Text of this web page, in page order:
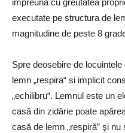
impreuna cu greutatea
executate pe structura de
magnitudine de peste 8
Spre deosebire de
lemn „respira“ si implicit
„echilibru“. Lemnul este un
casă din zidărie poate
casă de lemn „respiră” şi